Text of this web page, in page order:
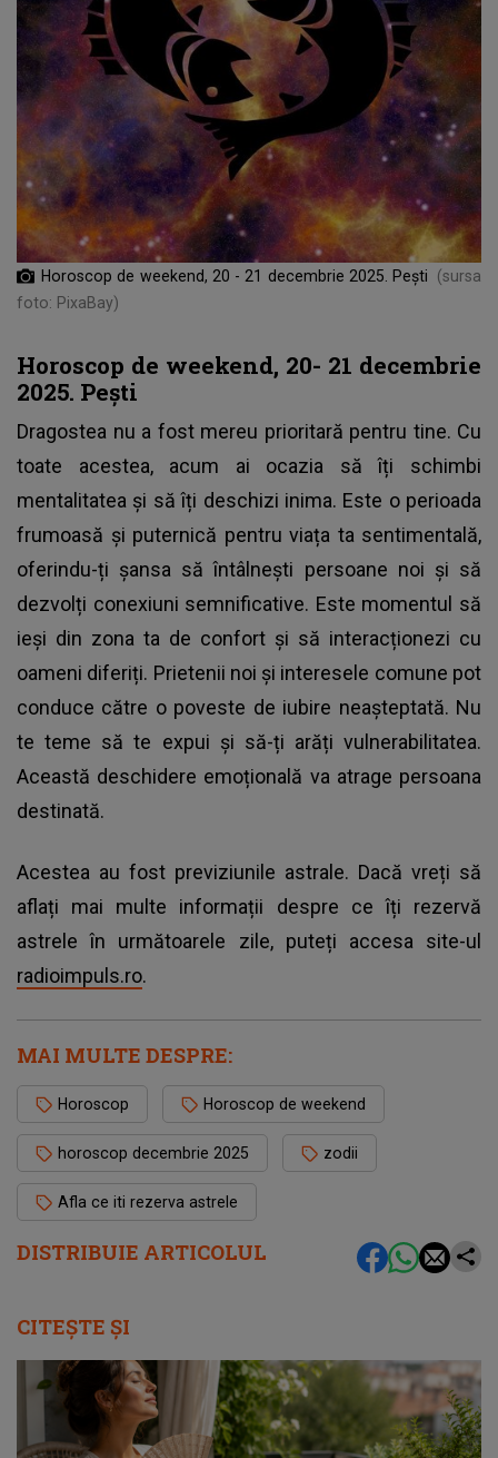
DISTRIBUIE ARTICOLUL
Horoscop de weekend, 20 - 21 decembrie 2025. Pești
(sursa
foto: PixaBay)
Horoscop de weekend, 20- 21 decembrie
2025. Pești
Dragostea nu a fost mereu prioritară pentru tine. Cu
toate acestea, acum ai ocazia să îți schimbi
mentalitatea și să îți deschizi inima. Este o perioada
frumoasă și puternică pentru viața ta sentimentală,
oferindu-ți șansa să întâlnești persoane noi și să
dezvolți conexiuni semnificative. Este momentul să
ieși din zona ta de confort și să interacționezi cu
oameni diferiți. Prietenii noi și interesele comune pot
conduce către o poveste de iubire neașteptată. Nu
te teme să te expui și să-ți arăți vulnerabilitatea.
Această deschidere emoțională va atrage persoana
destinată.
Acestea au fost previziunile astrale. Dacă vreți să
aflați mai multe informații despre ce îți rezervă
astrele în următoarele zile, puteți accesa site-ul
radioimpuls.ro.
MAI MULTE DESPRE:
Horoscop Horoscop de weekend
horoscop decembrie 2025 zodii
Afla ce iti rezerva astrele
CITEȘTE ȘI